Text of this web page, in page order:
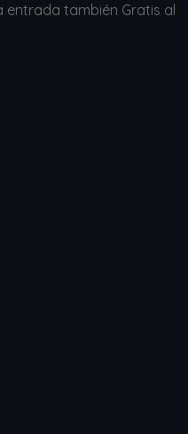
entrada también Gratis al